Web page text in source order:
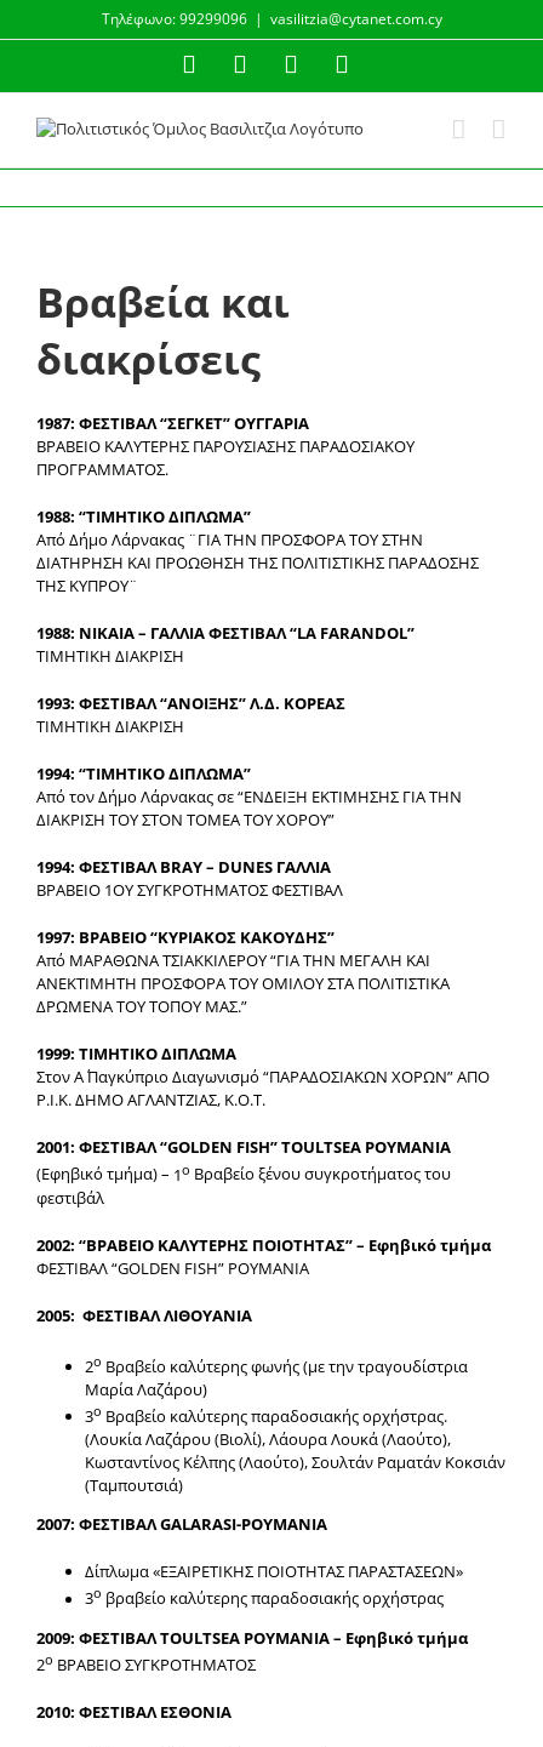
Τηλέφωνο: 99299096 | vasilitzia@cytanet.com.cy
FacebookInstagram
YouTube
Βραβεία και
διακρίσεις
1987: ΦΕΣΤΙΒΑΛ “ΣΕΓΚΕΤ” ΟΥΓΓΑΡΙΑ
ΒΡΑΒΕΙΟ ΚΑΛΥΤΕΡΗΣ ΠΑΡΟΥΣΙΑΣΗΣ ΠΑΡΑΔΟΣΙΑΚΟΥ
ΠΡΟΓΡΑΜΜΑΤΟΣ.
1988: “TIMΗTIKO ΔΙΠΛΩΜΑ”
Από Δήμο Λάρνακας ¨ΓΙΑ ΤΗΝ ΠΡΟΣΦΟΡΑ ΤΟΥ ΣΤΗΝ
ΔΙΑΤΗΡΗΣΗ ΚΑΙ ΠΡΟΩΘΗΣΗ ΤΗΣ ΠΟΛΙΤΙΣΤΙΚΗΣ ΠΑΡΑΔΟΣΗΣ
ΤΗΣ ΚΥΠΡΟΥ¨
1988: ΝΙΚΑΙΑ – ΓΑΛΛΙΑ ΦΕΣΤΙΒΑΛ “LA FARANDOL”
ΤΙΜΗΤΙΚΗ ΔΙΑΚΡΙΣΗ
1993: ΦΕΣΤΙΒΑΛ “ΑΝΟΙΞΗΣ” Λ.Δ. ΚΟΡΕΑΣ
ΤΙΜΗΤΙΚΗ ΔΙΑΚΡΙΣΗ
1994: “ΤΙΜΗΤΙΚΟ ΔΙΠΛΩΜΑ”
Από τον Δήμο Λάρνακας σε “ΕΝΔΕΙΞΗ ΕΚΤΙΜΗΣΗΣ ΓΙΑ ΤΗΝ
ΔΙΑΚΡΙΣΗ ΤΟΥ ΣΤΟΝ ΤΟΜΕΑ ΤΟΥ ΧΟΡΟΥ”
1994: ΦΕΣΤΙΒΑΛ ΒRAY – DUNES ΓΑΛΛΙΑ
ΒΡΑΒΕΙΟ 1ΟΥ ΣΥΓΚΡΟΤΗΜΑΤΟΣ ΦΕΣΤΙΒΑΛ
1997: ΒΡΑΒΕΙΟ “ΚΥΡΙΑΚΟΣ ΚΑΚΟΥΔΗΣ”
Από ΜΑΡΑΘΩΝΑ ΤΣΙΑΚΚΙΛΕΡΟΥ “ΓΙΑ ΤΗΝ ΜΕΓΑΛΗ ΚΑΙ
ΑΝΕΚΤΙΜΗΤΗ ΠΡΟΣΦΟΡΑ ΤΟΥ ΟΜΙΛΟΥ ΣΤΑ ΠΟΛΙΤΙΣΤΙΚΑ
ΔΡΩΜΕΝΑ ΤΟΥ ΤΟΠΟΥ ΜΑΣ.”
1999: ΤΙΜΗΤΙΚΟ ΔΙΠΛΩΜΑ
Στον Α΄ Παγκύπριο Διαγωνισμό “ΠΑΡΑΔΟΣΙΑΚΩΝ ΧΟΡΩΝ” ΑΠΟ
Ρ.Ι.Κ. ΔΗΜΟ ΑΓΛΑΝΤΖΙΑΣ, Κ.Ο.Τ.
2001: ΦΕΣΤΙΒΑΛ “GOLDEN FISH” ΤΟULTSΕA ΡΟΥΜΑΝΙΑ
(Εφηβικό τμήμα) – 1ο Βραβείο ξένου συγκροτήματος του
φεστιβάλ
2002: “ΒΡΑΒΕΙΟ ΚΑΛΥΤΕΡΗΣ ΠΟΙΟΤΗΤΑΣ” – Εφηβικό τμήμα
ΦΕΣΤΙΒΑΛ “GOLDEN FISH” ΡΟΥΜΑΝΙΑ
2005: ΦΕΣΤΙΒΑΛ ΛΙΘΟΥΑΝΙΑ
2ο Βραβείο καλύτερης φωνής (με την τραγουδίστρια
Μαρία Λαζάρου)
3ο Βραβείο καλύτερης παραδοσιακής ορχήστρας.
(Λουκία Λαζάρου (Βιολί), Λάουρα Λουκά (Λαούτο),
Κωσταντίνος Κέλπης (Λαούτο), Σουλτάν Ραματάν Κοκσιάν
(Ταμπουτσιά)
2007: ΦΕΣΤΙΒΑΛ GALARASI-ΡΟΥΜΑΝΙΑ
Δίπλωμα «ΕΞΑΙΡΕΤΙΚΗΣ ΠΟΙΟΤΗΤΑΣ ΠΑΡΑΣΤΑΣΕΩΝ»
3ο βραβείο καλύτερης παραδοσιακής ορχήστρας
2009: ΦΕΣΤΙΒΑΛ TOULTSEA ΡΟΥΜΑΝΙΑ – Εφηβικό τμήμα
2ο ΒΡΑΒΕΙΟ ΣΥΓΚΡΟΤΗΜΑΤΟΣ
2010: ΦΕΣΤΙΒΑΛ ΕΣΘΟΝΙΑ